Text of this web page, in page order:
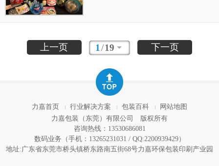
上一页 1/19 下一页
力嘉首页 行业解决方案 包装百科
网站地图
力嘉包装（东莞）有限公司
版权所有
咨询热线：13530686081
数码业务（手机：13265231031 / QQ:2200939429）
地址:广东省东莞市桥头镇桥东路南五街68号力嘉环保包装印刷产业园